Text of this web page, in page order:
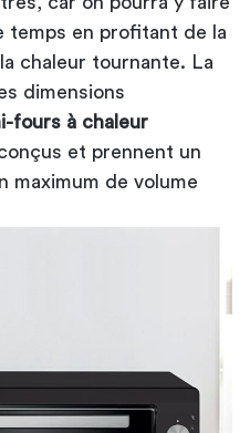
temps en profitant de la
chaleur tournante. La
dimensions
fours à chaleur
et prennent un
maximum de volume